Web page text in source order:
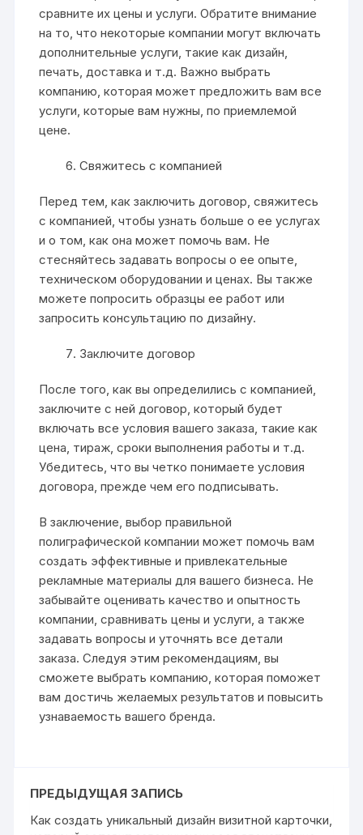
сравните их цены и услуги. Обратите внимание
на то, что некоторые компании могут включать
дополнительные услуги, такие как дизайн,
печать, доставка и т.д. Важно выбрать
компанию, которая может предложить вам все
услуги, которые вам нужны, по приемлемой
цене.
Свяжитесь с компанией
Перед тем, как заключить договор, свяжитесь
с компанией, чтобы узнать больше о ее услугах
и о том, как она может помочь вам. Не
стесняйтесь задавать вопросы о ее опыте,
техническом оборудовании и ценах. Вы также
можете попросить образцы ее работ или
запросить консультацию по дизайну.
Заключите договор
После того, как вы определились с компанией,
заключите с ней договор, который будет
включать все условия вашего заказа, такие как
цена, тираж, сроки выполнения работы и т.д.
Убедитесь, что вы четко понимаете условия
договора, прежде чем его подписывать.
В заключение, выбор правильной
полиграфической компании может помочь вам
создать эффективные и привлекательные
рекламные материалы для вашего бизнеса. Не
забывайте оценивать качество и опытность
компании, сравнивать цены и услуги, а также
задавать вопросы и уточнять все детали
заказа. Следуя этим рекомендациям, вы
сможете выбрать компанию, которая поможет
вам достичь желаемых результатов и повысить
узнаваемость вашего бренда.
ПРЕДЫДУЩАЯ ЗАПИСЬ
Как создать уникальный дизайн визитной карточки,